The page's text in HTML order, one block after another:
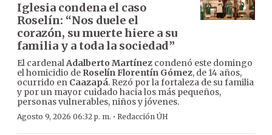
Iglesia condena el caso
Roselín: “Nos duele el
corazón, su muerte hiere a su
familia y a toda la sociedad”
El cardenalAdalberto Martínez condenó este domingo
el homicidio de Roselín Florentín Gómez, de 14 años,
ocurrido en Caazapá. Rezó por la fortaleza de su familia
y por un mayor cuidado hacia los más pequeños,
personas vulnerables, niños y jóvenes.
Agosto 9, 2026 06:32 p. m. · Redacción ÚH